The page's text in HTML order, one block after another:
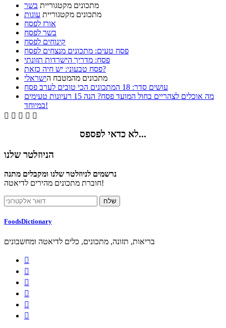
מתכונים מקטגוריית בשר
מתכונים מקטגוריית עוגות
אורז לפסח
בשר לפסח
קינוחים לפסח
פסח טעים: מתכונים מנצחים לפסח
פסח: מדריך הישרדות תזונתי
פסח טבעוני: יש חיה כזאת?
מתכונים מהמטבח הישראלי
עושים סדר: 18 המתכונים הכי טובים לערב פסח
מה אוכלים לצהריים בחול המועד פסח? הנה 15 רעיונות טעימים
במיוחד!
    
לא כדאי לפספס...
הניוזלטר שלנו
נרשמים לניוזלטר שלנו ומקבלים מתנה
חוברת מתכונים מהירים לדיאטה!
FoodsDictionary
בריאות, תזונה, מתכונים, כלים לדיאטה ומחשבונים





